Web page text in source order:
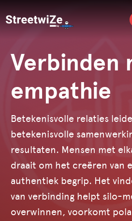
Verbinden
empathie
Betekenisvolle relaties
betekenisvolle
resultaten. Mensen met
draait om het creëren van
authentiek begrip. Het
van verbinding helpt silo-
overwinnen, voorkomt